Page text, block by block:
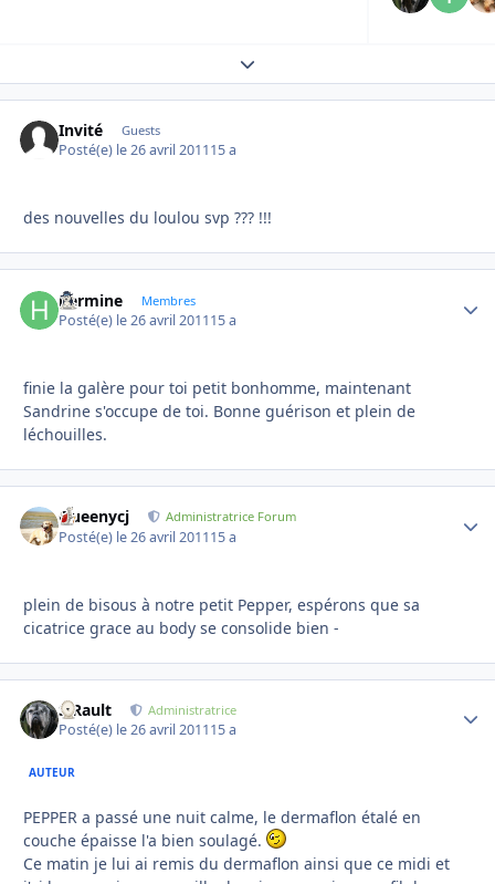
Expand topic overview
Invité Guests
Posté(e) le 26 avril 201115 a
des nouvelles du loulou svp ??? !!!
hermine Membres
Posté(e) le 26 avril 201115 a
finie la galère pour toi petit bonhomme, maintenant
Sandrine s'occupe de toi. Bonne guérison et plein de
léchouilles.
Queenycj Administratrice Forum
Posté(e) le 26 avril 201115 a
plein de bisous à notre petit Pepper, espérons que sa
cicatrice grace au body se consolide bien -
S.Rault Administratrice
Posté(e) le 26 avril 201115 a
AUTEUR
PEPPER a passé une nuit calme, le dermaflon étalé en
couche épaisse l'a bien soulagé.
Ce matin je lui ai remis du dermaflon ainsi que ce midi et